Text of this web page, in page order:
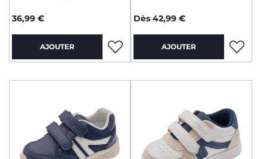
36,99 €
AJOUTER
Dès 42,99 €
AJOUTER